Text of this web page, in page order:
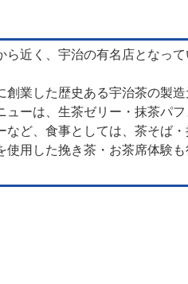
ら近く、宇治の有名店となっ
創業した歴史ある宇治茶の製
ューは、生茶ゼリー・抹茶パ
など、食事としては、茶そば
使用した挽き茶・お茶席体験